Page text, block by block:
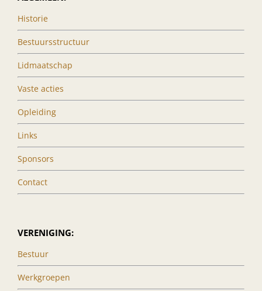
Historie
Bestuursstructuur
Lidmaatschap
Vaste acties
Opleiding
Links
Sponsors
Contact
VERENIGING:
Bestuur
Werkgroepen